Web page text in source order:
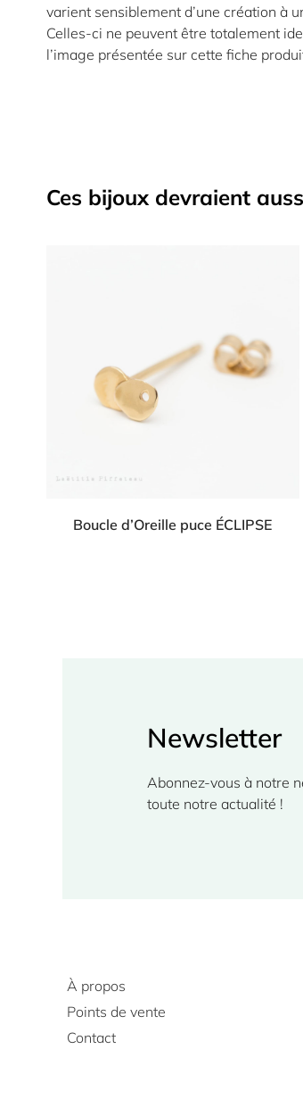
varient sensiblement d’une création à
Celles-ci ne peuvent être totalement
l’image présentée sur cette fiche
Ces bijoux devraient
Boucle d’Oreille puce ÉCLIPSE
Newsletter
Abonnez-vous à notre
toute notre actualité !
À propos
Points de vente
Contact